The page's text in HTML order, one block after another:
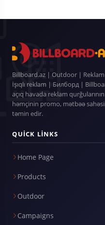
Billboard.az | Outdoor |
İşıqlı reklam | Билборд |
açıq havada reklam
həmçinin promo, mətbəə
təmin edir.
QUICK LINKS
Home Page
Products
Outdoor
Campaigns